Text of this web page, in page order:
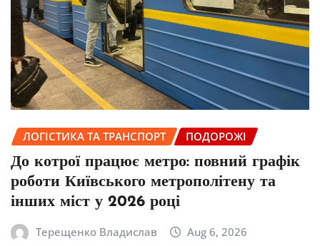
ЛОГІСТИКА ТА ТРАНСПОРТ ПОДОРОЖІ
До котрої працює метро: повний графік
роботи Київського метрополітену та
інших міст у 2026 році
Терещенко Владислав Aug 6, 2026